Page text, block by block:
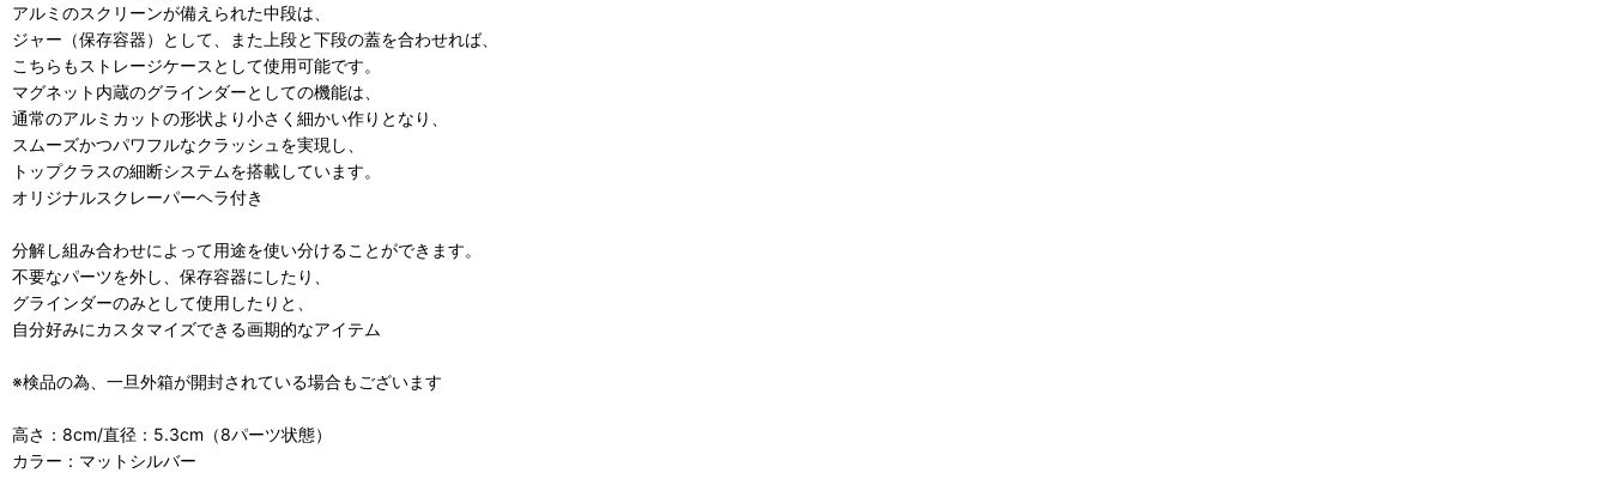
アルミのスクリーンが備えられた中段は、
ジャー（保存容器）として、また上段と下段の蓋を合わせれば、
こちらもストレージケースとして使用可能です。
マグネット内蔵のグラインダーとしての機能は、
通常のアルミカットの形状より小さく細かい作りとなり、
スムーズかつパワフルなクラッシュを実現し、
トップクラスの細断システムを搭載しています。
オリジナルスクレーパーヘラ付き
分解し組み合わせによって用途を使い分けることができます。
不要なパーツを外し、保存容器にしたり、
グラインダーのみとして使用したりと、
自分好みにカスタマイズできる画期的なアイテム
※検品の為、一旦外箱が開封されている場合もございます
高さ：8cm/直径：5.3cm（8パーツ状態）
カラー：マットシルバー